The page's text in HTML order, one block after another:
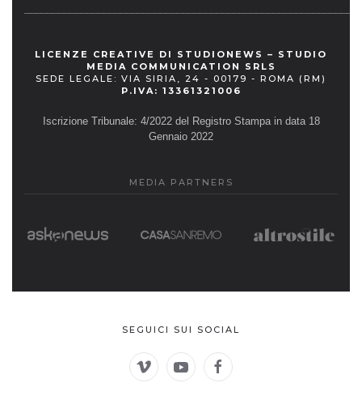
LICENZE CREATIVE DI STUDIONEWS – STUDIO
MEDIA COMMUNICATION SRLS
SEDE LEGALE: VIA SIRIA, 24 - 00179 - ROMA (RM)
P.IVA: 13361321006
Iscrizione Tribunale: 4/2022 del Registro Stampa in data 18
Gennaio 2022
MEDIA PARTNERS
SEGUICI SUI SOCIAL